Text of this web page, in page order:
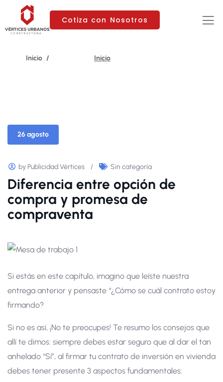
Cotiza con Nosotros
26 agosto
by Publicidad Vértices / Sin categoría
Diferencia entre opción de
compra y promesa de
compraventa
Si estás en este capítulo, imagino que leíste nuestra
entrega anterior y pensaste “¿Cómo se cuál contrato estoy
firmando?
Si no es así, ¡No te preocupes! Te resumo los consejos que
allí te dimos: siempre debes estar seguro que al dar el tan
anhelado “Sí”, al firmar tu contrato de inversión en vivienda
debes tener presente 3 aspectos fundamentales: